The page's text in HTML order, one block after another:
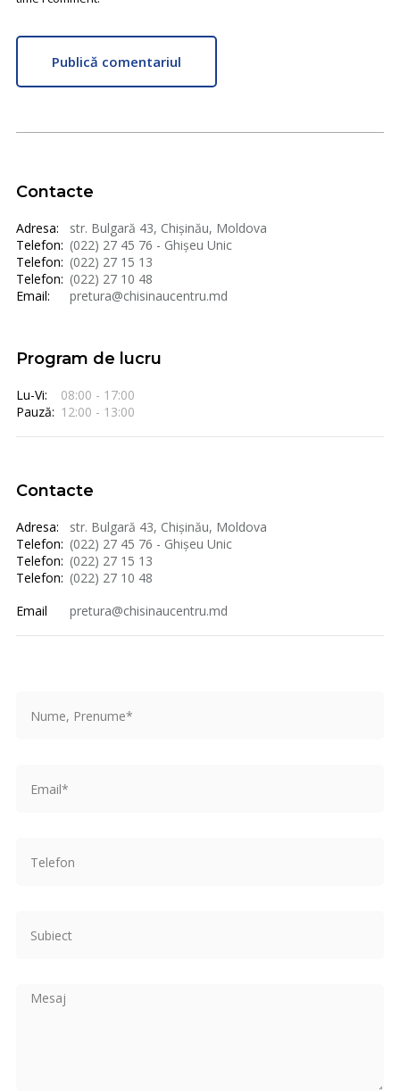
Publică comentariul
Contacte
Adresa:
str. Bulgară 43, Chișinău, Moldova
Telefon: (022) 27 45 76 - Ghișeu Unic
Telefon: (022) 27 15 13
Telefon: (022) 27 10 48
Email:
pretura@chisinaucentru.md
Program de lucru
Lu-Vi:
08:00 - 17:00
Pauză: 12:00 - 13:00
Contacte
Adresa:
str. Bulgară 43, Chișinău, Moldova
Telefon: (022) 27 45 76 - Ghișeu Unic
Telefon: (022) 27 15 13
Telefon: (022) 27 10 48
Email
pretura@chisinaucentru.md